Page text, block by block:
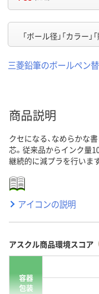
「ボール径」「カラー
三菱鉛筆のボールペン
商品説明
クセになる、なめらかな
芯。従来品からインク量
継続的に減プラを行います
アイコンの説明
アスクル商品環境スコア
容器
包装